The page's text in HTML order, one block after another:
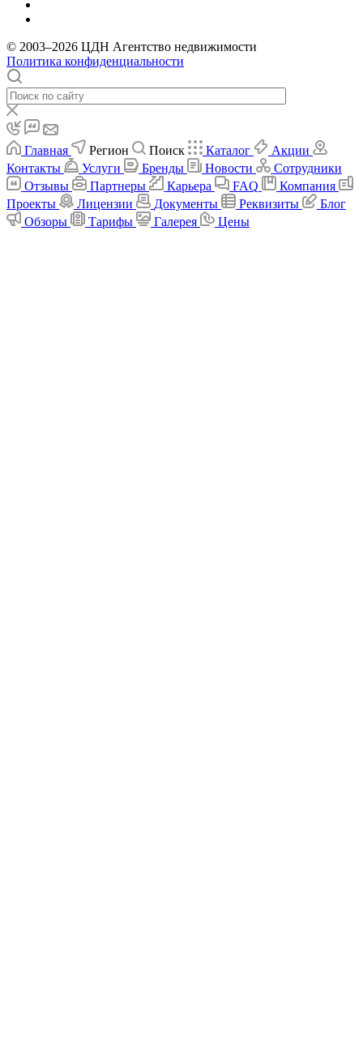
© 2003–2026 ЦДН Агентство недвижимости
Политика конфиденциальности
Главная Регион Поиск Каталог
Акции
Контакты
Услуги Бренды Новости
Сотрудники
Отзывы
Партнеры Карьера FAQ
Компания
Проекты
Лицензии Документы Реквизиты
Блог
Обзоры
Тарифы Галерея Цены